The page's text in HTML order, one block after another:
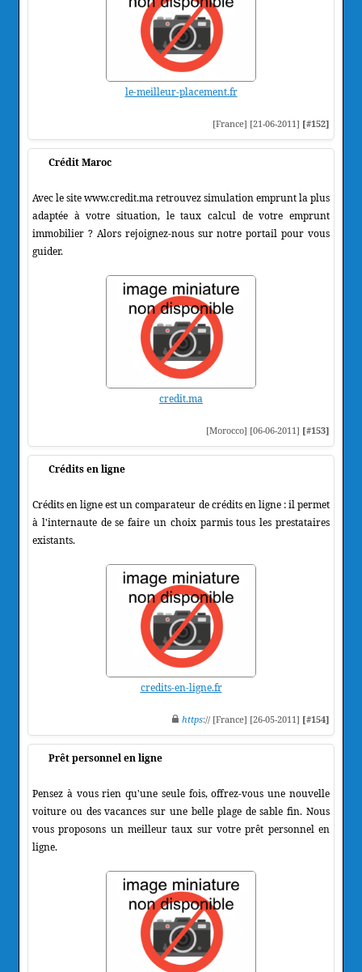
le-meilleur-placement.fr
[France] [21-06-2011] [#152]
Crédit Maroc
Avec le site www.credit.ma retrouvez simulation emprunt la plus
adaptée à votre situation, le taux calcul de votre emprunt
immobilier ? Alors rejoignez-nous sur notre portail pour vous
guider.
credit.ma
[Morocco] [06-06-2011] [#153]
Crédits en ligne
Crédits en ligne est un comparateur de crédits en ligne : il permet
à l'internaute de se faire un choix parmis tous les prestataires
existants.
credits-en-ligne.fr
https:// [France] [26-05-2011] [#154]
Prêt personnel en ligne
Pensez à vous rien qu'une seule fois, offrez-vous une nouvelle
voiture ou des vacances sur une belle plage de sable fin. Nous
vous proposons un meilleur taux sur votre prêt personnel en
ligne.